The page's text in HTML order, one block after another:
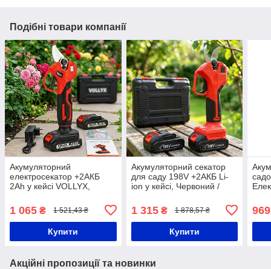
Подібні товари компанії
Акумуляторний
електросекатор +2АКБ
2Ah у кейсі VOLLYX,
акумуляторний секатор
для обрізки гілок в саду,
на дачі
1 065 ₴ 1 521,43 ₴
Купити
Акумуляторний секатор
для саду 198V +2АКБ Li-
ion у кейсі, Червоний /
електросекатор для
обрізки гілок
1 315₴ 1 878,57 ₴
Купити
969
Акційні пропозиції та новинки